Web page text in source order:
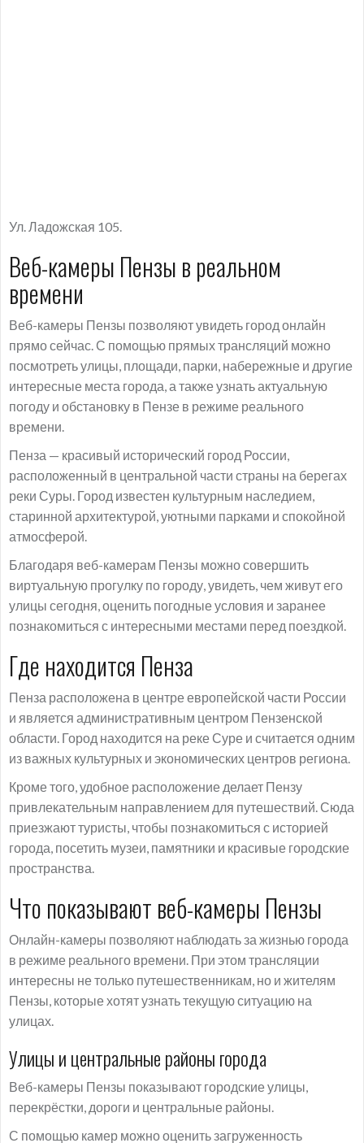
Ул. Ладожская 105.
Веб-камеры Пензы в реальном
времени
Веб-камеры Пензы позволяют увидеть город онлайн
прямо сейчас. С помощью прямых трансляций можно
посмотреть улицы, площади, парки, набережные и другие
интересные места города, а также узнать актуальную
погоду и обстановку в Пензе в режиме реального
времени.
Пенза — красивый исторический город России,
расположенный в центральной части страны на берегах
реки Суры. Город известен культурным наследием,
старинной архитектурой, уютными парками и спокойной
атмосферой.
Благодаря веб-камерам Пензы можно совершить
виртуальную прогулку по городу, увидеть, чем живут его
улицы сегодня, оценить погодные условия и заранее
познакомиться с интересными местами перед поездкой.
Где находится Пенза
Пенза расположена в центре европейской части России
и является административным центром Пензенской
области. Город находится на реке Суре и считается одним
из важных культурных и экономических центров региона.
Кроме того, удобное расположение делает Пензу
привлекательным направлением для путешествий. Сюда
приезжают туристы, чтобы познакомиться с историей
города, посетить музеи, памятники и красивые городские
пространства.
Что показывают веб-камеры Пензы
Онлайн-камеры позволяют наблюдать за жизнью города
в режиме реального времени. При этом трансляции
интересны не только путешественникам, но и жителям
Пензы, которые хотят узнать текущую ситуацию на
улицах.
Улицы и центральные районы города
Веб-камеры Пензы показывают городские улицы,
перекрёстки, дороги и центральные районы.
С помощью камер можно оценить загруженность